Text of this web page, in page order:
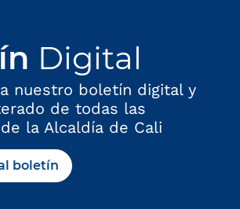
Digital
nuestro boletín digital y
de todas las
la Alcaldía de Cali
boletín